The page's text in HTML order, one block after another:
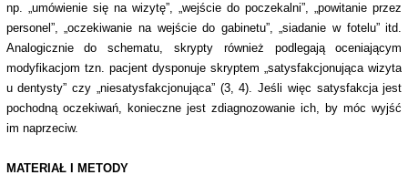
np. „umówienie się na wizytę”, „wejście do poczekalni”, „powitanie przez
personel”, „oczekiwanie na wejście do gabinetu”, „siadanie w fotelu” itd.
Analogicznie do schematu, skrypty również podlegają oceniającym
modyfikacjom tzn. pacjent dysponuje skryptem „satysfakcjonująca wizyta
u dentysty” czy „niesatysfakcjonująca” (3, 4). Jeśli więc satysfakcja jest
pochodną oczekiwań, konieczne jest zdiagnozowanie ich, by móc wyjść
im naprzeciw.
MATERIAŁ I METODY